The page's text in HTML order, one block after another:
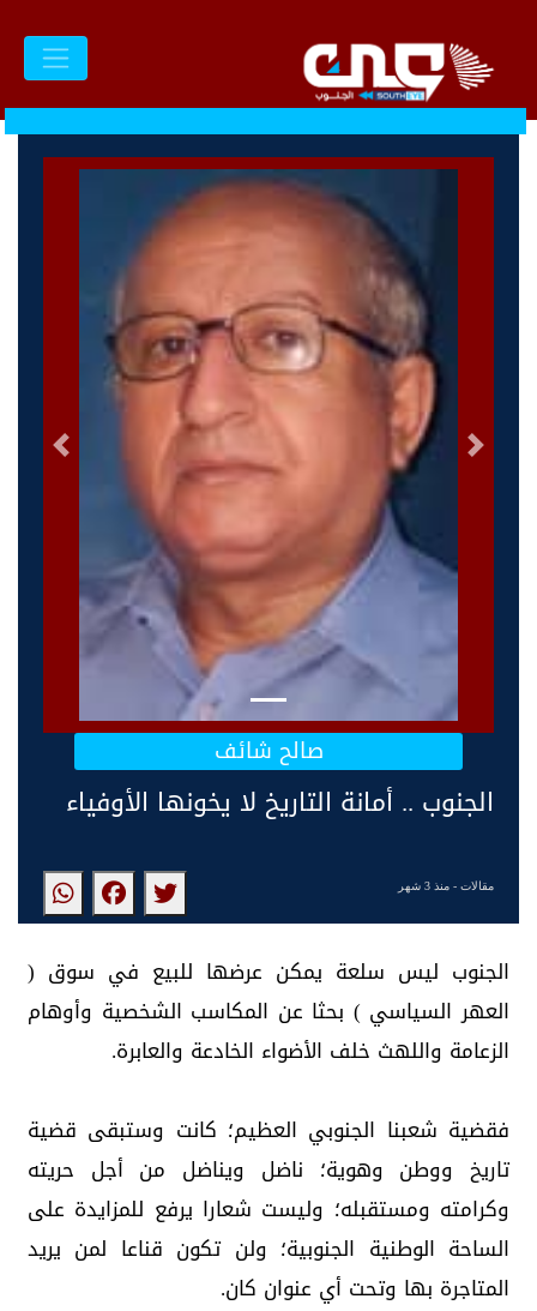
التالى السابق
صالح شائف
الجنوب .. أمانة التاريخ لا يخونها الأوفياء
مقالات- منذ 3 شهر
الجنوب ليس سلعة يمكن عرضها للبيع في سوق (
العهر السياسي ) بحثا عن المكاسب الشخصية وأوهام
الزعامة واللهث خلف الأضواء الخادعة والعابرة.
فقضية شعبنا الجنوبي العظيم؛ كانت وستبقى قضية
تاريخ ووطن وهوية؛ ناضل ويناضل من أجل حريته
وكرامته ومستقبله؛ وليست شعارا يرفع للمزايدة على
الساحة الوطنية الجنوبية؛ ولن تكون قناعا لمن يريد
المتاجرة بها وتحت أي عنوان كان.